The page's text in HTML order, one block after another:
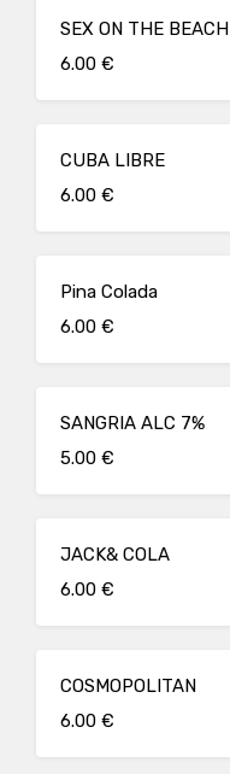
SEX ON THE BEACH
6.00 €
CUBA LIBRE
6.00 €
Pina Colada
6.00 €
SANGRIA ALC 7%
5.00 €
JACK& COLA
6.00 €
COSMOPOLITAN
6.00 €